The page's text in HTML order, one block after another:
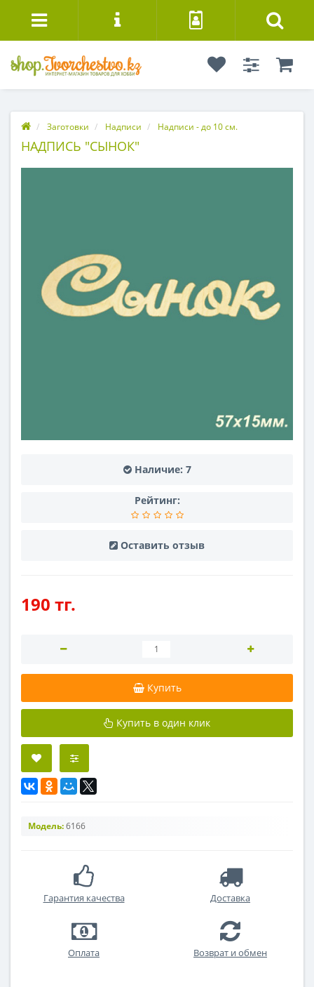
Заготовки Надписи Надписи - до 10 см.
НАДПИСЬ "СЫНОК"
Наличие: 7
Рейтинг:
Оставить отзыв
190 тг.
Купить
Купить в один клик
Модель:6166
Гарантия качества Доставка
Оплата Возврат и обмен